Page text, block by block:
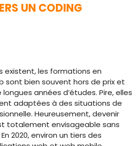
UN CODING
existent, les formations en
sont bien souvent hors de prix et
années d’études. Pire, elles
adaptées à des situations de
Heureusement, devenir
totalement envisageable sans
2020, environ un tiers des